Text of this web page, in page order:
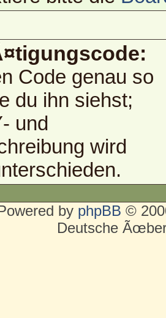
Code genau so
du ihn siehst;
und
wird
by phpBB ©
Deutsche